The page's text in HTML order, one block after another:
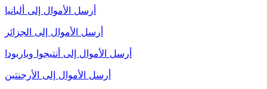
أرسل الأموال إلى ألبانيا
أرسل الأموال إلى الجزائر
أرسل الأموال إلى أنتيجوا وباربودا
أرسل الأموال إلى الأرجنتين